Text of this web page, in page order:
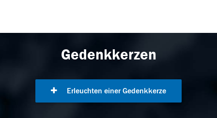
Gedenkkerzen
Erleuchten einer Gedenkkerze